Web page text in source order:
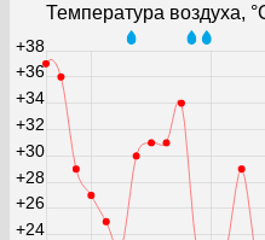
Температура воздуха,
+24
+26
+28
+30
+32
+34
+36
+38